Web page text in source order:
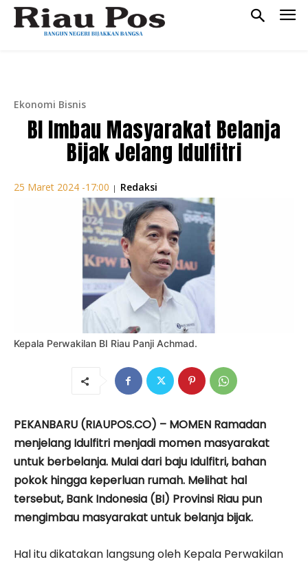
Ekonomi Bisnis
BI Imbau Masyarakat Belanja
Bijak Jelang Idulfitri
25 Maret 2024 -17:00 | Redaksi
Kepala Perwakilan BI Riau Panji Achmad.
PEKANBARU (RIAUPOS.CO) – MOMEN Ramadan
menjelang Idulfitri menjadi momen masyarakat
untuk berbelanja. Mulai dari baju Idulfitri, bahan
pokok hingga keperluan rumah. Melihat hal
tersebut, Bank Indonesia (BI) Provinsi Riau pun
mengimbau masyarakat untuk belanja bijak.
Hal itu dikatakan langsung oleh Kepala Perwakilan